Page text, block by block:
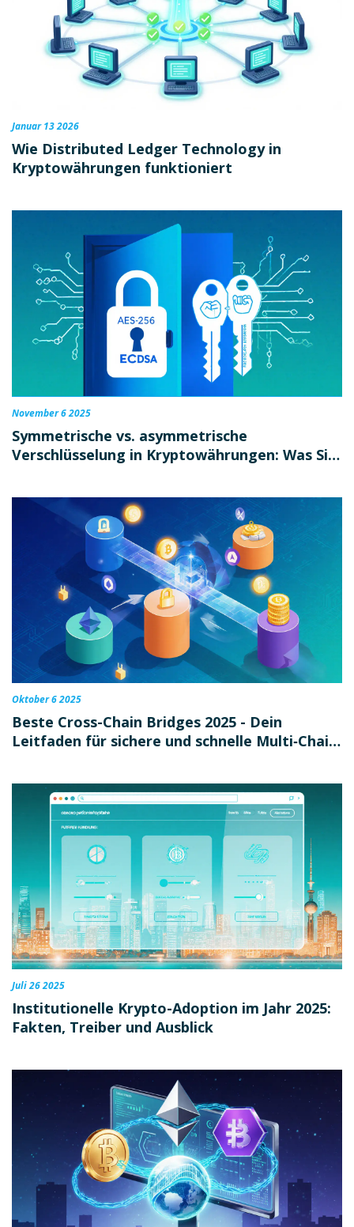
Januar 13 2026
Wie Distributed Ledger Technology in
Kryptowährungen funktioniert
November 6 2025
Symmetrische vs. asymmetrische
Verschlüsselung in Kryptowährungen: Was Sie
Oktober 6 2025
Beste Cross-Chain Bridges 2025 - Dein
Leitfaden für sichere und schnelle Multi‑Chain
Juli 26 2025
Institutionelle Krypto-Adoption im Jahr 2025:
Fakten, Treiber und Ausblick